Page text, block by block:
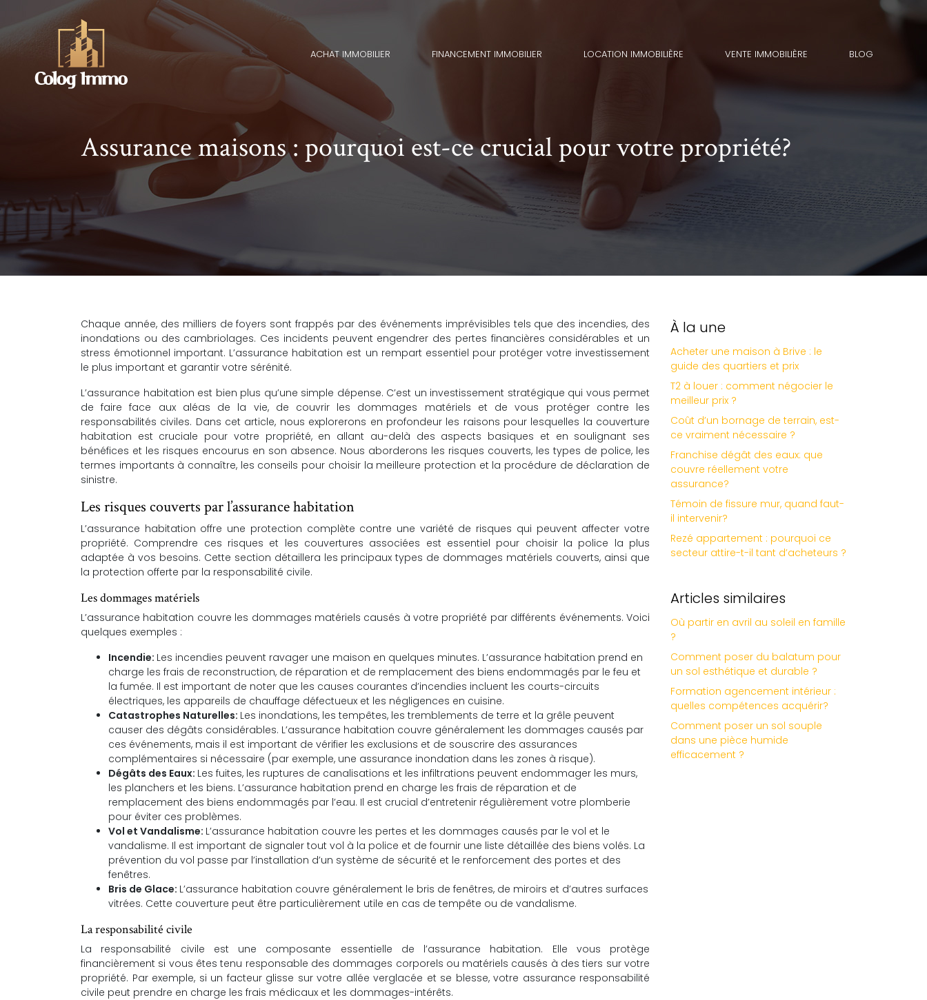
ACHAT IMMOBILIER FINANCEMENT IMMOBILIER LOCATION IMMOBILIÈRE VENTE IMMOBILIÈRE BLOG
Assurance maisons : pourquoi est-ce crucial pour votre propriété?
Chaque année, des milliers de foyers sont frappés par des événements imprévisibles tels que des incendies, des
inondations ou des cambriolages. Ces incidents peuvent engendrer des pertes financières considérables et un
stress émotionnel important. L’assurance habitation est un rempart essentiel pour protéger votre investissement
le plus important et garantir votre sérénité.
L’assurance habitation est bien plus qu’une simple dépense. C’est un investissement stratégique qui vous permet
de faire face aux aléas de la vie, de couvrir les dommages matériels et de vous protéger contre les
responsabilités civiles. Dans cet article, nous explorerons en profondeur les raisons pour lesquelles la couverture
habitation est cruciale pour votre propriété, en allant au-delà des aspects basiques et en soulignant ses
bénéfices et les risques encourus en son absence. Nous aborderons les risques couverts, les types de police, les
termes importants à connaître, les conseils pour choisir la meilleure protection et la procédure de déclaration de
sinistre.
Les risques couverts par l’assurance habitation
L’assurance habitation offre une protection complète contre une variété de risques qui peuvent affecter votre
propriété. Comprendre ces risques et les couvertures associées est essentiel pour choisir la police la plus
adaptée à vos besoins. Cette section détaillera les principaux types de dommages matériels couverts, ainsi que
la protection offerte par la responsabilité civile.
Les dommages matériels
L’assurance habitation couvre les dommages matériels causés à votre propriété par différents événements. Voici
quelques exemples :
Incendie: Les incendies peuvent ravager une maison en quelques minutes. L’assurance habitation prend en
charge les frais de reconstruction, de réparation et de remplacement des biens endommagés par le feu et
la fumée. Il est important de noter que les causes courantes d’incendies incluent les courts-circuits
électriques, les appareils de chauffage défectueux et les négligences en cuisine.
Catastrophes Naturelles: Les inondations, les tempêtes, les tremblements de terre et la grêle peuvent
causer des dégâts considérables. L’assurance habitation couvre généralement les dommages causés par
ces événements, mais il est important de vérifier les exclusions et de souscrire des assurances
complémentaires si nécessaire (par exemple, une assurance inondation dans les zones à risque).
Dégâts des Eaux: Les fuites, les ruptures de canalisations et les infiltrations peuvent endommager les murs,
les planchers et les biens. L’assurance habitation prend en charge les frais de réparation et de
remplacement des biens endommagés par l’eau. Il est crucial d’entretenir régulièrement votre plomberie
pour éviter ces problèmes.
Vol et Vandalisme: L’assurance habitation couvre les pertes et les dommages causés par le vol et le
vandalisme. Il est important de signaler tout vol à la police et de fournir une liste détaillée des biens volés. La
prévention du vol passe par l’installation d’un système de sécurité et le renforcement des portes et des
fenêtres.
Bris de Glace: L’assurance habitation couvre généralement le bris de fenêtres, de miroirs et d’autres surfaces
vitrées. Cette couverture peut être particulièrement utile en cas de tempête ou de vandalisme.
La responsabilité civile
La responsabilité civile est une composante essentielle de l’assurance habitation. Elle vous protège
financièrement si vous êtes tenu responsable des dommages corporels ou matériels causés à des tiers sur votre
propriété. Par exemple, si un facteur glisse sur votre allée verglacée et se blesse, votre assurance responsabilité
civile peut prendre en charge les frais médicaux et les dommages-intérêts.
À la une
Acheter une maison à Brive : le
guide des quartiers et prix
T2 à louer : comment négocier le
meilleur prix ?
Coût d’un bornage de terrain, est-
ce vraiment nécessaire ?
Franchise dégât des eaux: que
couvre réellement votre
assurance?
Témoin de fissure mur, quand faut-
il intervenir?
Rezé appartement : pourquoi ce
secteur attire-t-il tant d’acheteurs ?
Articles similaires
Où partir en avril au soleil en famille
?
Comment poser du balatum pour
un sol esthétique et durable ?
Formation agencement intérieur :
quelles compétences acquérir?
Comment poser un sol souple
dans une pièce humide
efficacement ?